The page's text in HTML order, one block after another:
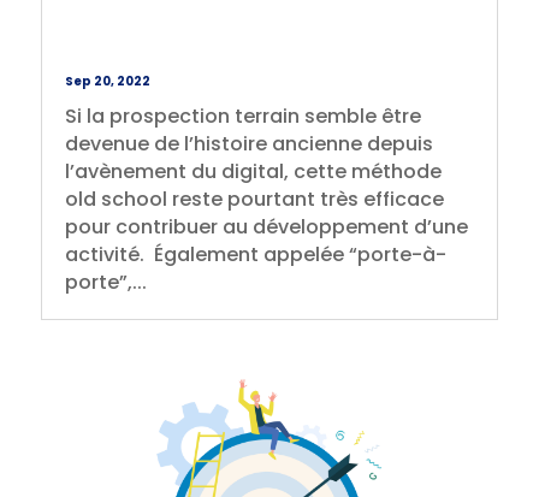
Sep 20, 2022
Si la prospection terrain semble être
devenue de l’histoire ancienne depuis
l’avènement du digital, cette méthode
old school reste pourtant très efficace
pour contribuer au développement d’une
activité. Également appelée “porte-à-
porte”,...